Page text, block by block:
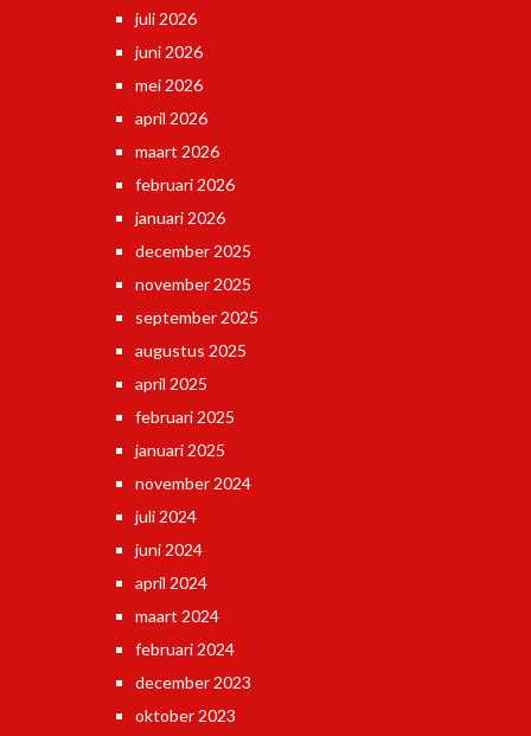
juli 2026
juni 2026
mei 2026
april 2026
maart 2026
februari 2026
januari 2026
december 2025
november 2025
september 2025
augustus 2025
april 2025
februari 2025
januari 2025
november 2024
juli 2024
juni 2024
april 2024
maart 2024
februari 2024
december 2023
oktober 2023